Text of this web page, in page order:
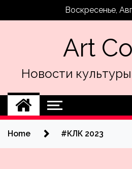
Воскресенье,
Art
Новости
Home #КЛК 2023